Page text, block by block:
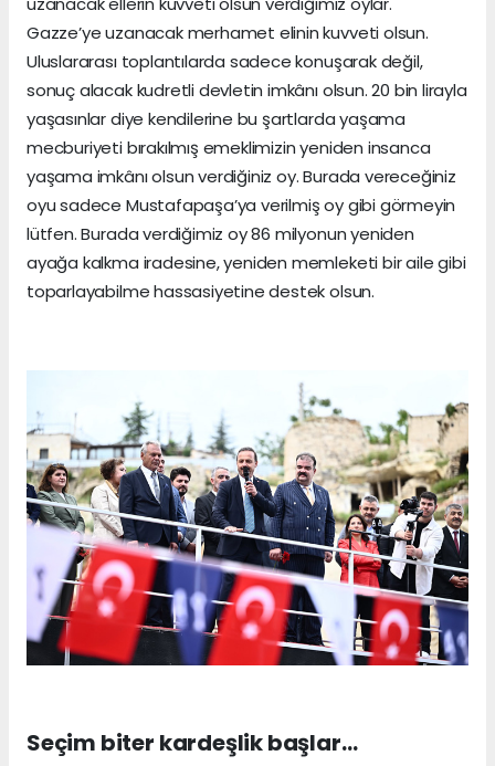
Gazze’ye uzanacak merhamet elinin kuvveti olsun.
Uluslararası toplantılarda sadece konuşarak değil,
sonuç alacak kudretli devletin imkânı olsun. 20 bin lirayla
yaşasınlar diye kendilerine bu şartlarda yaşama
mecburiyeti bırakılmış emeklimizin yeniden insanca
yaşama imkânı olsun verdiğiniz oy. Burada vereceğiniz
oyu sadece Mustafapaşa’ya verilmiş oy gibi görmeyin
lütfen. Burada verdiğimiz oy 86 milyonun yeniden
ayağa kalkma iradesine, yeniden memleketi bir aile gibi
toparlayabilme hassasiyetine destek olsun.
Seçim biter kardeşlik başlar…